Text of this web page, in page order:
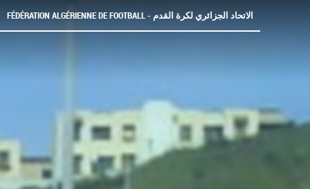
FÉDÉRATION ALGÉRIENNE DE FOOTBALL - الاتحاد الجزائري لكرة القدم